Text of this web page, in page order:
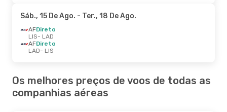
Sáb., 15 De Ago. - Ter., 18 De Ago.
AFDireto
LIS- LAD
AFDireto
LAD- LIS
Os melhores preços de voos de todas as
companhias aéreas